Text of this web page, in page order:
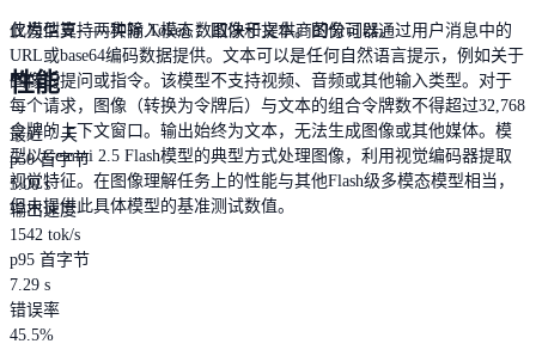
此模型支持两种输入模态：图像和文本。图像可以通过用户消息中的
URL或base64编码数据提供。文本可以是任何自然语言提示，例如关于
图像的提问或指令。该模型不支持视频、音频或其他输入类型。对于
每个请求，图像（转换为令牌后）与文本的组合令牌数不得超过32,768
令牌的上下文窗口。输出始终为文本，无法生成图像或其他媒体。模
型以Gemini 2.5 Flash模型的典型方式处理图像，利用视觉编码器提取
视觉特征。在图像理解任务上的性能与其他Flash级多模态模型相当，
但未提供此具体模型的基准测试数值。
仅为估算——实际 Token 数取决于提供商的分词器。
性能
最近 7 天
p50 首字节
5.00 s
输出速度
1542 tok/s
p95 首字节
7.29 s
错误率
45.5%